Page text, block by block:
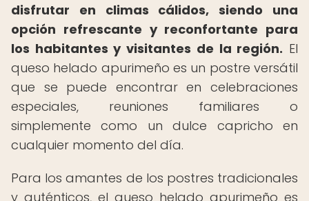
disfrutar en climas cálidos, siendo una
opción refrescante y reconfortante para
los habitantes y visitantes de la región. El
queso helado apurimeño es un postre versátil
que se puede encontrar en celebraciones
especiales, reuniones familiares o
simplemente como un dulce capricho en
cualquier momento del día.
Para los amantes de los postres tradicionales
y auténticos, el queso helado apurimeño es